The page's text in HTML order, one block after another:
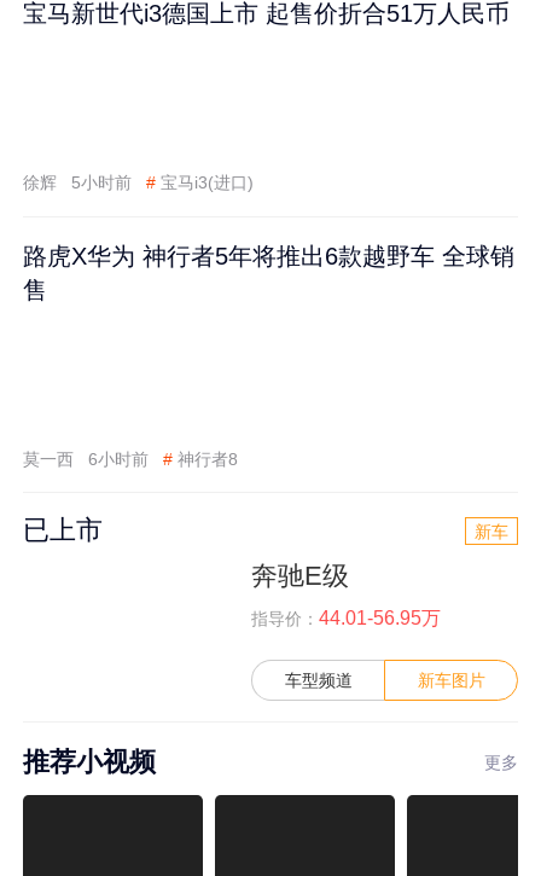
宝马新世代i3德国上市 起售价折合51万人民币
徐辉 5小时前 # 宝马i3(进口)
路虎X华为 神行者5年将推出6款越野车 全球销
售
莫一西 6小时前 # 神行者8
已上市 新车
奔驰E级
指导价： 44.01-56.95万
车型频道 新车图片
推荐小视频 更多